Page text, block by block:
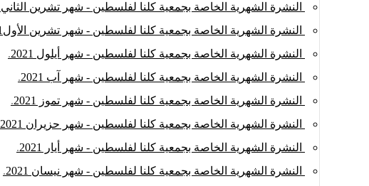
النشرة الشهرية الخاصة بجمعية كلنا لفلسطين - شهر تشرين الثاني 2021
النشرة الشهرية الخاصة بجمعية كلنا لفلسطين - شهر تشرين الأول2021
النشرة الشهرية الخاصة بجمعية كلنا لفلسطين - شهر أيلول 2021
.
النشرة الشهرية الخاصة بجمعية كلنا لفلسطين - شهر آب 2021
.
النشرة الشهرية الخاصة بجمعية كلنا لفلسطين - شهر تموز 2021
.
النشرة الشهرية الخاصة بجمعية كلنا لفلسطين - شهر حزيران 2021
النشرة الشهرية الخاصة بجمعية كلنا لفلسطين - شهر أيار 2021
.
النشرة الشهرية الخاصة بجمعية كلنا لفلسطين - شهر نيسان 2021
.